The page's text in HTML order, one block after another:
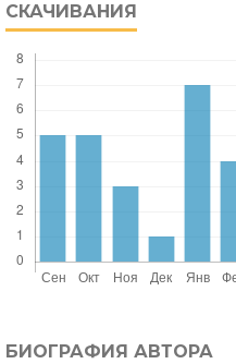
СКАЧИВАНИЯ
БИОГРАФИЯ АВТОРА